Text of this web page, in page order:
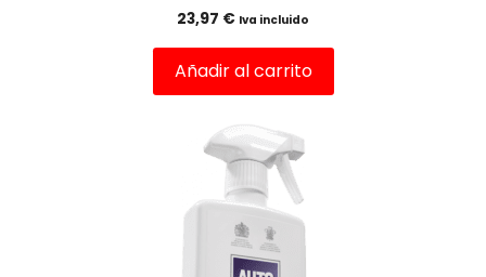
23,97 € Iva incluido
Añadir al carrito